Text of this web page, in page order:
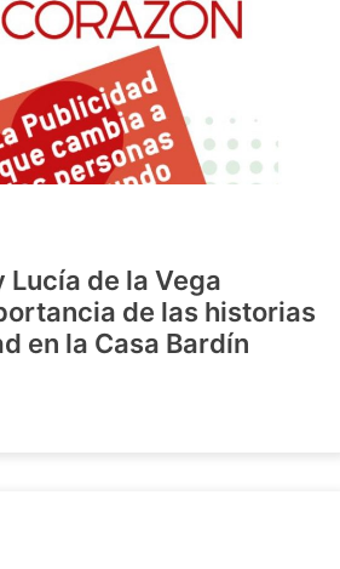
Lucía de la Vega
de las historias
en la Casa Bardín